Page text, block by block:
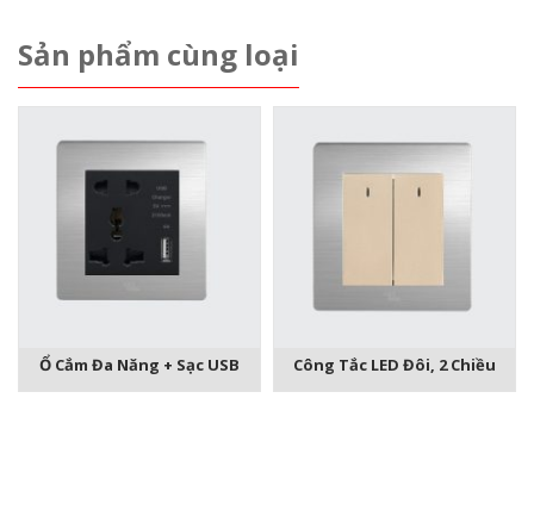
Sản phẩm cùng loại
Ổ Cắm Đa Năng + Sạc USB Công Tắc LED Đôi, 2 Chiều